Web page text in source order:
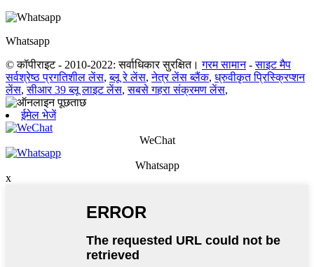
Whatsapp
© कॉपीराइट - 2010-2022: सर्वाधिकार सुरक्षित। गरम सामान-साइट मैप
सर्वश्रेष्ठ प्रगतिशील लेंस,ब्लू रे लेंस,नेत्र लेंस ब्लैंक, ध्रुवीकृत प्रिस्क्रिप्शन
लेंस,सीआर 39 ब्लू लाइट लेंस,सबसे गहरा संक्रमण लेंस,
ईमेल भेजें
WeChat
Whatsapp
x